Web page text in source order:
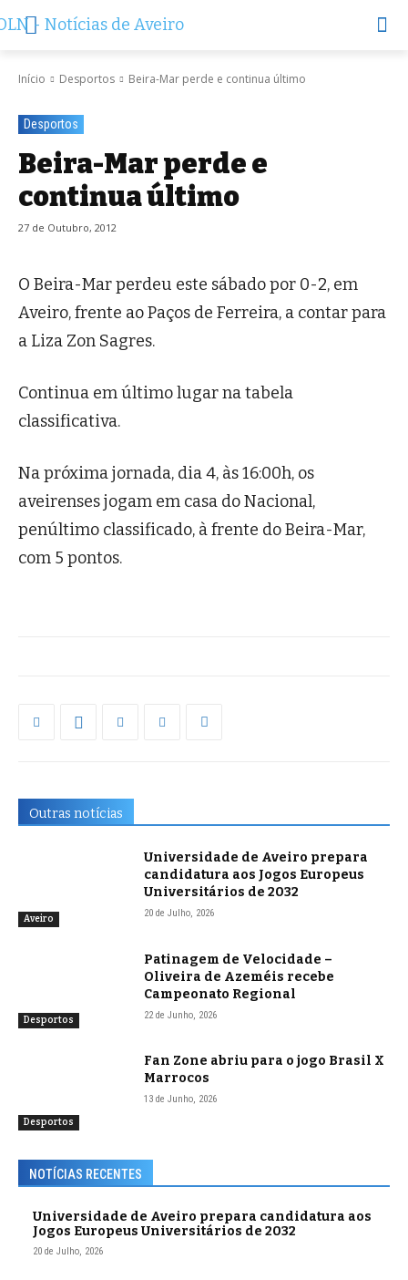
Início Desportos Beira-Mar perde e continua último
Desportos
Beira-Mar perde e
continua último
27 de Outubro, 2012
O Beira-Mar perdeu este sábado por 0-2, em
Aveiro, frente ao Paços de Ferreira, a contar para
a Liza Zon Sagres.
Continua em último lugar na tabela
classificativa.
Na próxima jornada, dia 4, às 16:00h, os
aveirenses jogam em casa do Nacional,
penúltimo classificado, à frente do Beira-Mar,
com 5 pontos.
Outras notícias
Aveiro
Universidade de Aveiro prepara
candidatura aos Jogos Europeus
Universitários de 2032
20 de Julho, 2026
Desportos
Patinagem de Velocidade –
Oliveira de Azeméis recebe
Campeonato Regional
22 de Junho, 2026
Desportos
Fan Zone abriu para o jogo Brasil X
Marrocos
13 de Junho, 2026
NOTÍCIAS RECENTES
Universidade de Aveiro prepara candidatura aos
Jogos Europeus Universitários de 2032
20 de Julho, 2026